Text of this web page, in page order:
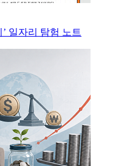
일자리 탐험 노트